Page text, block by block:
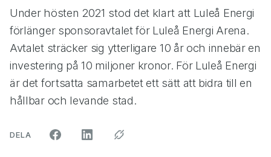
Under hösten 2021 stod det klart att Luleå Energi
förlänger sponsoravtalet för Luleå Energi Arena.
Avtalet sträcker sig ytterligare 10 år och innebär en
investering på 10 miljoner kronor. För Luleå Energi
är det fortsatta samarbetet ett sätt att bidra till en
hållbar och levande stad.
DELA ARTIKELN PÅ SOCIALA MEDIER"